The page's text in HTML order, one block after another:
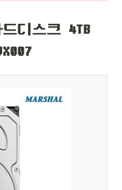
디스크 4TB